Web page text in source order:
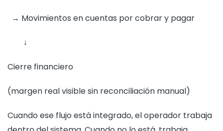
→ Movimientos en cuentas por cobrar y pagar
↓
Cierre financiero
(margen real visible sin reconciliación manual)
Cuando ese flujo está integrado, el operador trabaja